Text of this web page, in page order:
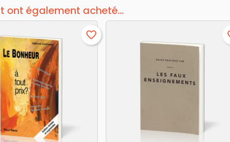
ont également acheté...
favorite_border